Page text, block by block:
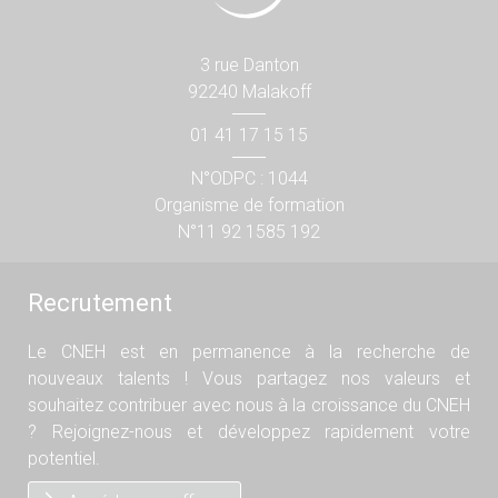
3 rue Danton
92240 Malakoff
01 41 17 15 15
N°ODPC : 1044
Organisme de formation
N°11 92 1585 192
Recrutement
Le CNEH est en permanence à la recherche de
nouveaux talents ! Vous partagez nos valeurs et
souhaitez contribuer avec nous à la croissance du CNEH
? Rejoignez-nous et développez rapidement votre
potentiel.